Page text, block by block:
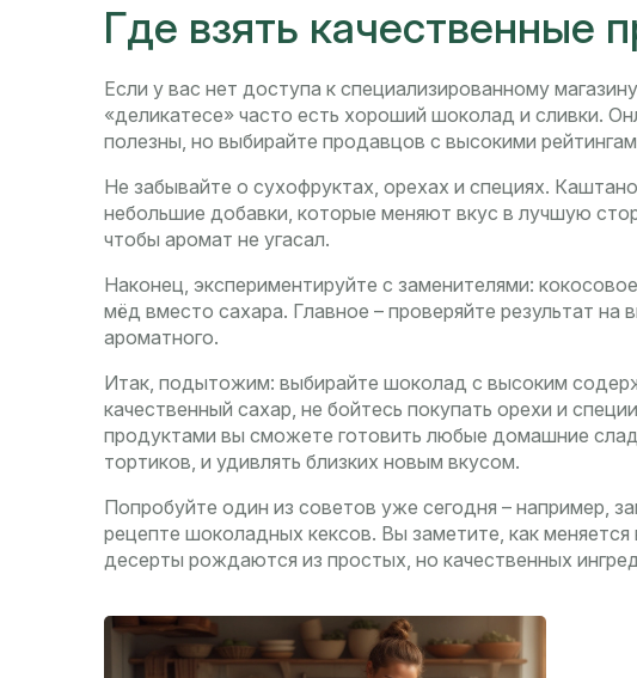
Где взять качественные
Если у вас нет доступа к специализированному
«деликатесе» часто есть хороший шоколад и сливки.
полезны, но выбирайте продавцов с высокими
Не забывайте о сухофруктах, орехах и специях.
небольшие добавки, которые меняют вкус в лучшую
чтобы аромат не угасал.
Наконец, экспериментируйте с заменителями:
мёд вместо сахара. Главное – проверяйте результат на
ароматного.
Итак, подытожим: выбирайте шоколад с высоким
качественный сахар, не бойтесь покупать орехи и
продуктами вы сможете готовить любые домашние
тортиков, и удивлять близких новым вкусом.
Попробуйте один из советов уже сегодня – например,
рецепте шоколадных кексов. Вы заметите, как
десерты рождаются из простых, но качественных